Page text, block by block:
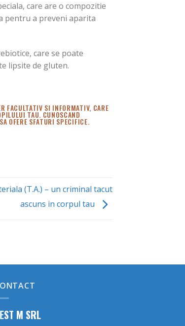
care are o compozitie
pentru a preveni aparita
care se poate
lipsite de gluten.
FACULTATIV SI INFORMATIV, CARE
TAU. CUNOSCAND
OFERE SFATURI SPECIFICE.
(T.A.) – un criminal tacut
ascuns in corpul tau
M SRL